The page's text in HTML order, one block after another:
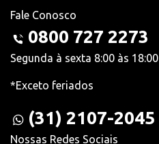
Fale Conosco
0800 727 2273
Segunda à sexta 8:00 às 18:00
*Exceto feriados
(31) 2107-2045
Nossas Redes Sociais